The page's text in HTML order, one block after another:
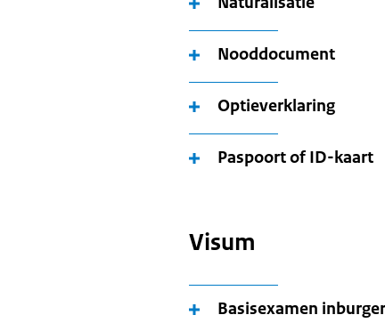
Nooddocument
Optieverklaring
Paspoort of ID-kaart
Visum
Basisexamen